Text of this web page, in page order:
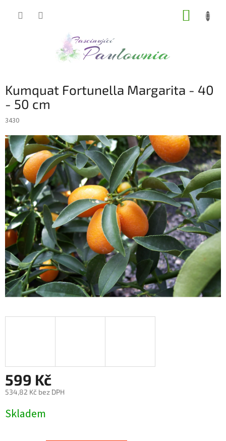
Kumquat Fortunella Margarita - 40
- 50 cm
3430
599 Kč
534,82 Kč bez DPH
cena:
Skladem